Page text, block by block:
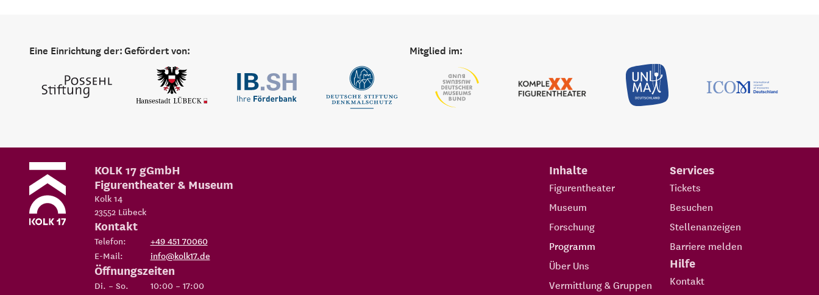
Eine Einrichtung der:Gefördert von: Mitglied im:
Inhalte
Figurentheater
Museum
Forschung
Programm
Über Uns
Vermittlung & Gruppen
Services
Tickets
Besuchen
Stellenanzeigen
Barriere melden
Hilfe
Kontakt
KOLK 17 gGmbH
Figurentheater & Museum
Kolk 14
23552 Lübeck
Kontakt
Telefon:
+49 451 70060
E-Mail:
info@kolk17.de
Öffnungszeiten
Di. – So.
10:00 – 17:00